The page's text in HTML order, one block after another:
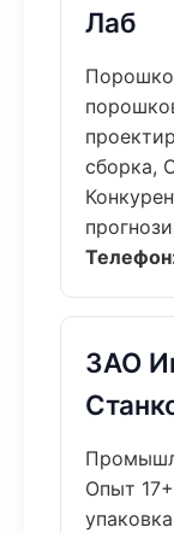
Лаб
сборка,
ЗАО
Опыт